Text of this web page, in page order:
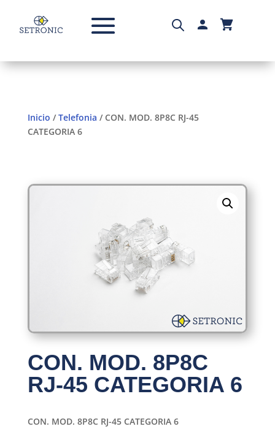
Inicio /Telefonia / CON. MOD. 8P8C RJ-45
CATEGORIA 6
CON. MOD. 8P8C
RJ-45 CATEGORIA 6
CON. MOD. 8P8C RJ-45 CATEGORIA 6